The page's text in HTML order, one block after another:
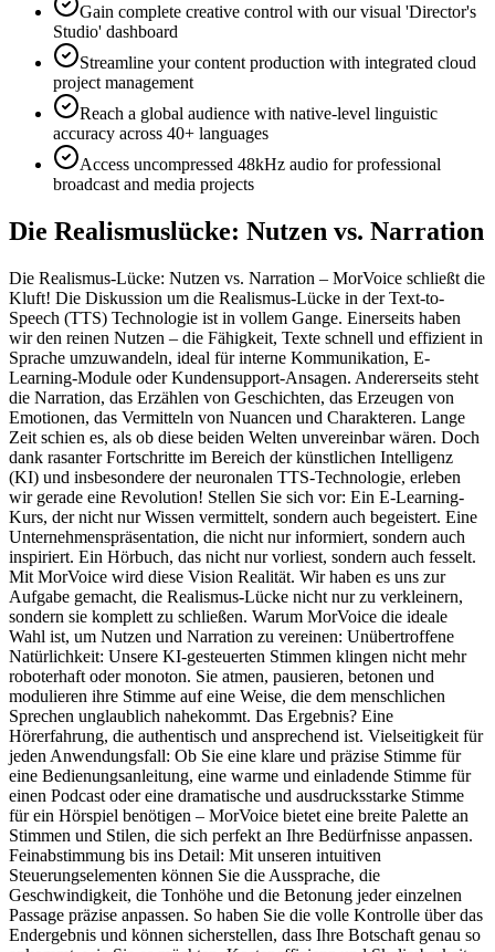
Gain complete creative control with our visual 'Director's
Studio' dashboard
Streamline your content production with integrated cloud
project management
Reach a global audience with native-level linguistic
accuracy across 40+ languages
Access uncompressed 48kHz audio for professional
broadcast and media projects
Die Realismuslücke: Nutzen vs. Narration
Die Realismus-Lücke: Nutzen vs. Narration – MorVoice schließt die
Kluft! Die Diskussion um die Realismus-Lücke in der Text-to-
Speech (TTS) Technologie ist in vollem Gange. Einerseits haben
wir den reinen Nutzen – die Fähigkeit, Texte schnell und effizient in
Sprache umzuwandeln, ideal für interne Kommunikation, E-
Learning-Module oder Kundensupport-Ansagen. Andererseits steht
die Narration, das Erzählen von Geschichten, das Erzeugen von
Emotionen, das Vermitteln von Nuancen und Charakteren. Lange
Zeit schien es, als ob diese beiden Welten unvereinbar wären. Doch
dank rasanter Fortschritte im Bereich der künstlichen Intelligenz
(KI) und insbesondere der neuronalen TTS-Technologie, erleben
wir gerade eine Revolution! Stellen Sie sich vor: Ein E-Learning-
Kurs, der nicht nur Wissen vermittelt, sondern auch begeistert. Eine
Unternehmenspräsentation, die nicht nur informiert, sondern auch
inspiriert. Ein Hörbuch, das nicht nur vorliest, sondern auch fesselt.
Mit MorVoice wird diese Vision Realität. Wir haben es uns zur
Aufgabe gemacht, die Realismus-Lücke nicht nur zu verkleinern,
sondern sie komplett zu schließen. Warum MorVoice die ideale
Wahl ist, um Nutzen und Narration zu vereinen: Unübertroffene
Natürlichkeit: Unsere KI-gesteuerten Stimmen klingen nicht mehr
roboterhaft oder monoton. Sie atmen, pausieren, betonen und
modulieren ihre Stimme auf eine Weise, die dem menschlichen
Sprechen unglaublich nahekommt. Das Ergebnis? Eine
Hörerfahrung, die authentisch und ansprechend ist. Vielseitigkeit für
jeden Anwendungsfall: Ob Sie eine klare und präzise Stimme für
eine Bedienungsanleitung, eine warme und einladende Stimme für
einen Podcast oder eine dramatische und ausdrucksstarke Stimme
für ein Hörspiel benötigen – MorVoice bietet eine breite Palette an
Stimmen und Stilen, die sich perfekt an Ihre Bedürfnisse anpassen.
Feinabstimmung bis ins Detail: Mit unseren intuitiven
Steuerungselementen können Sie die Aussprache, die
Geschwindigkeit, die Tonhöhe und die Betonung jeder einzelnen
Passage präzise anpassen. So haben Sie die volle Kontrolle über das
Endergebnis und können sicherstellen, dass Ihre Botschaft genau so